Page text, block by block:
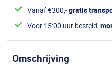
Vanaf €300,-gratis
Voor 15:00 uur besteld,
Omschrijving